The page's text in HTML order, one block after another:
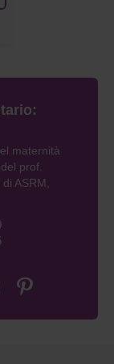
maternità
prof.
ASRM,